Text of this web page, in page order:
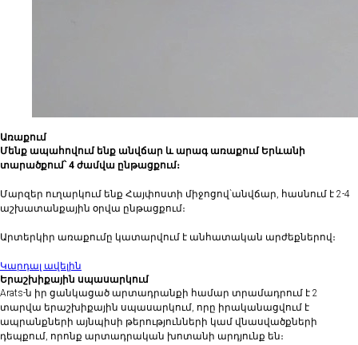
Առաքում
Մենք ապահովում ենք անվճար և արագ առաքում Երևանի
տարածքում՝ 4 ժամվա ընթացքում։
Մարզեր ուղարկում ենք Հայփոստի միջոցով`անվճար, հասնում է 2-4
աշխատանքային օրվա ընթացքում։
Արտերկիր առաքումը կատարվում է անհատական արժեքներով։
Կարդալ ավելին
Երաշխիքային սպասարկում
Arats-ն իր ցանկացած արտադրանքի համար տրամադրում է 2
տարվա երաշխիքային սպասարկում, որը իրականացվում է
ապրանքների այնպիսի թերությունների կամ վնասվածքների
դեպքում, որոնք արտադրական խոտանի արդյունք են։